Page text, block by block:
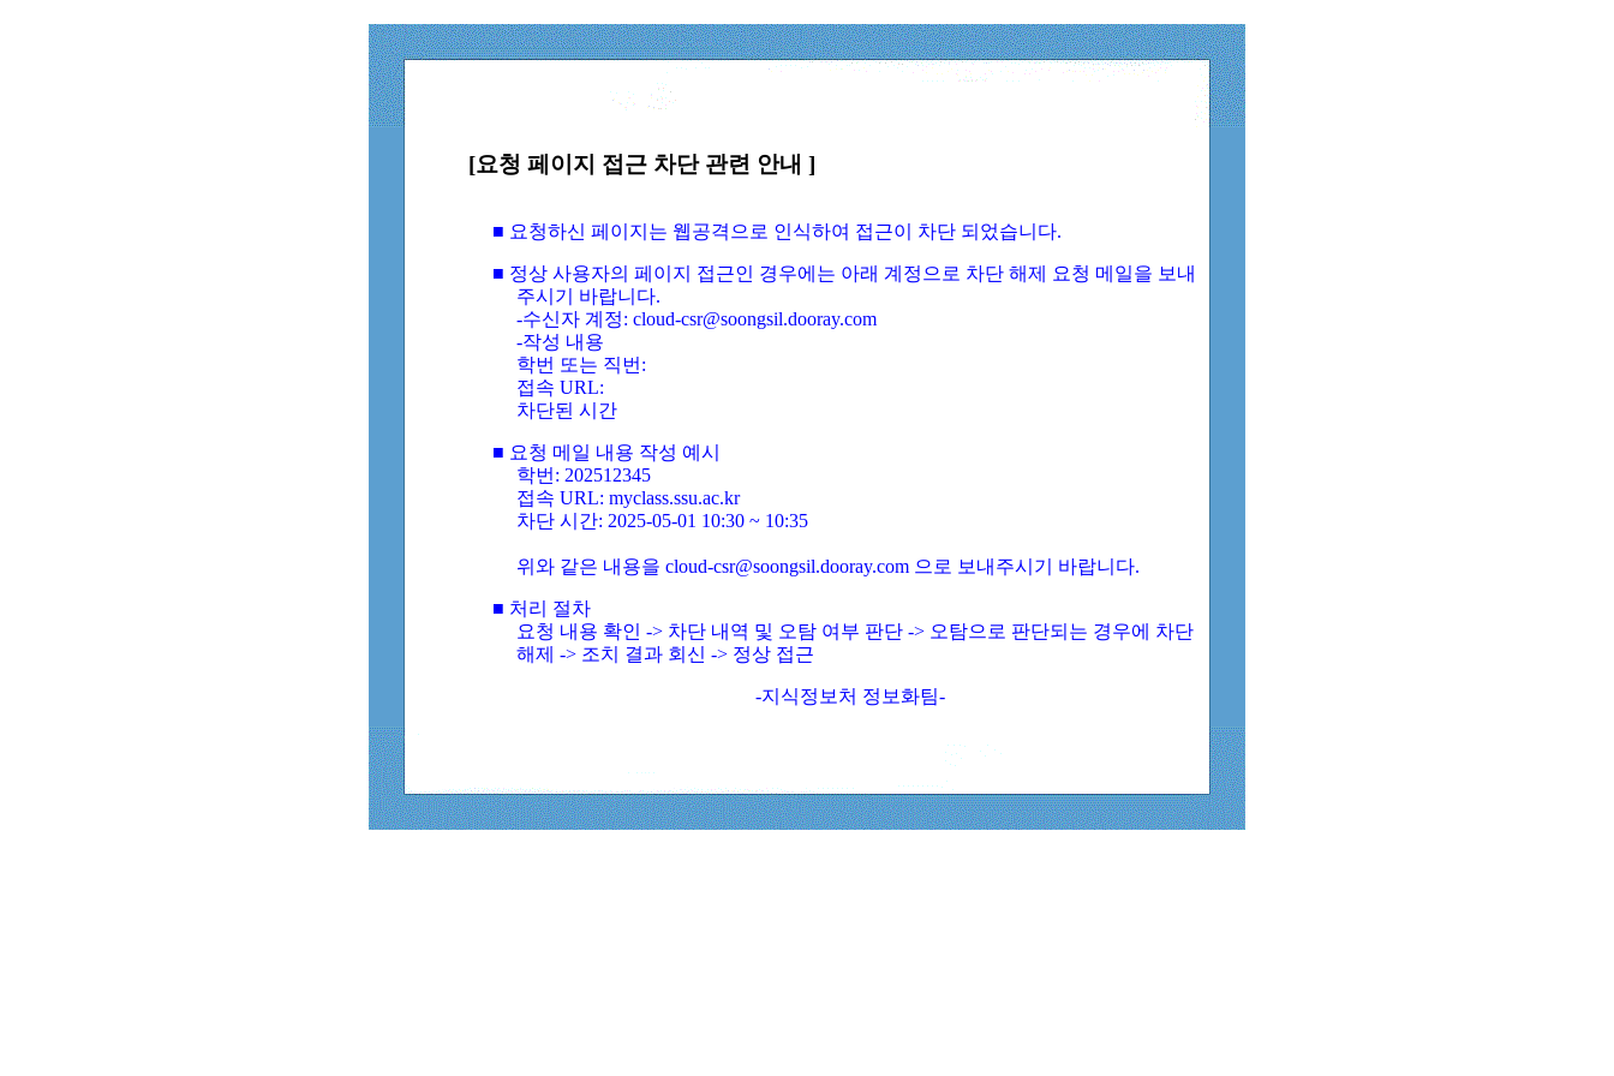
[요청 페이지 접근 차단 관련 안내 ]
■ 요청하신 페이지는 웹공격으로 인식하여 접근이 차단 되었습니다.
■ 정상 사용자의 페이지 접근인 경우에는 아래 계정으로 차단 해제 요청 메일을 보내
주시기 바랍니다.
-수신자 계정: cloud-csr@soongsil.dooray.com
-작성 내용
학번 또는 직번:
접속 URL:
차단된 시간
■ 요청 메일 내용 작성 예시
학번: 202512345
접속 URL: myclass.ssu.ac.kr
차단 시간: 2025-05-01 10:30 ~ 10:35
위와 같은 내용을 cloud-csr@soongsil.dooray.com 으로 보내주시기 바랍니다.
■ 처리 절차
요청 내용 확인 -> 차단 내역 및 오탐 여부 판단 -> 오탐으로 판단되는 경우에 차단
해제 -> 조치 결과 회신 -> 정상 접근
-지식정보처 정보화팀-